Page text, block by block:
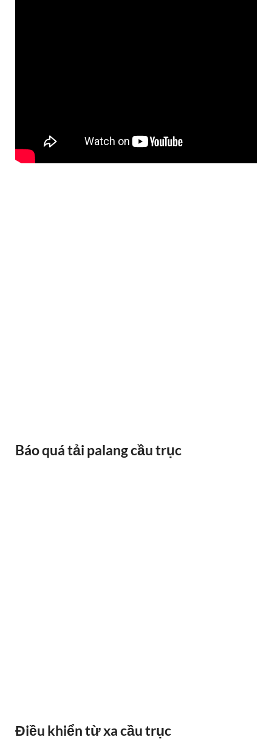
Báo quá tải palang cầu trục
Điều khiển từ xa cầu trục